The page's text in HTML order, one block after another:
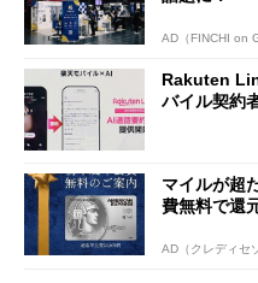
AD（FINCHI on
Rakuten
バイル契約
マイルが超
費無料で還
AD（クレディセ